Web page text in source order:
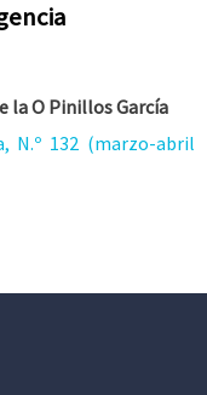
la O Pinillos García
N.º 132 (marzo-abril